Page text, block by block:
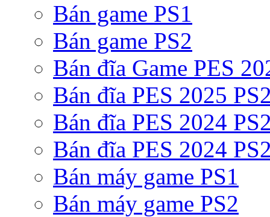
Bán game PS1
Bán game PS2
Bán đĩa Game PES
Bán đĩa PES 2025
Bán đĩa PES 2024
Bán đĩa PES 2024
Bán máy game PS1
Bán máy game PS2